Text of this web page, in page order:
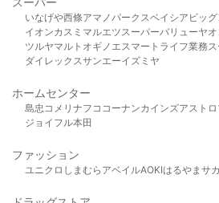
いなげや西條アマノパークスベイシア ビッ
イオンカスミ マルエツスーパーバリューヤ
ツルヤマルト オギノ エスマート ライフ業務
ダイレックスサンエーイズミヤ
ホームセンター
島忠 コメリ ナフコ コーナンカインズアスト
ジョイフル本田
ファッション
ユニクロ しまむら アベイルAOKIはるやま サ